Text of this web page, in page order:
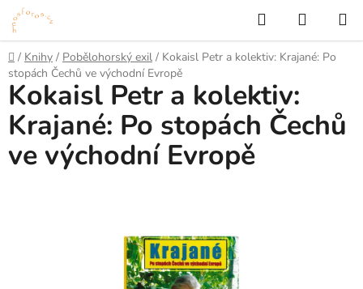
Přejít
na
obsah
Hledat
KOŠÍK
Domů
/ Knihy / Pobělohorský exil / Kokaisl Petr a kolektiv: Krajané: Po
stopách Čechů ve východní Evropě
Kokaisl Petr a kolektiv:
Krajané: Po stopách Čechů
ve východní Evropě